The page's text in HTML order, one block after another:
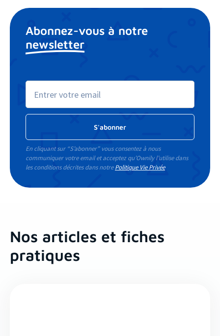
Abonnez-vous à notre
newsletter
En cliquant sur “S’abonner” vous consentez à nous
communiquer votre email et acceptez qu’Ownily l’utilise dans
les conditions décrites dans notrePolitique Vie Privée
Nos articles et fiches
pratiques